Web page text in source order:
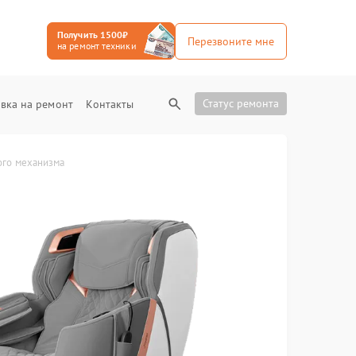
Получить 1500₽
на ремонт техники
Перезвоните мне
на ремонт Контакты Статус ремонта
механизма